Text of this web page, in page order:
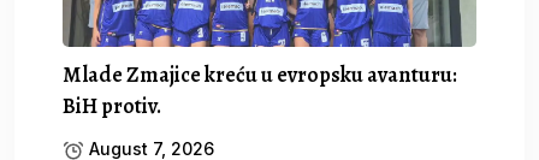
Mlade Zmajice kreću u evropsku avanturu:
BiH protiv.
August 7, 2026